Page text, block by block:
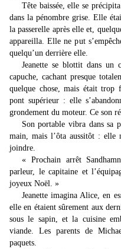
Tête baissée, elle se
dans la pénombre grise. Elle
la passerelle après elle et,
appareilla. Elle ne put
quelqu’un derrière elle.
Jeanette se blottit dans
capuche, cachant presque
quelque chose, mais était trop
pont supérieur : elle
grondement du moteur. Ce son
Son portable vibra dans sa
main, mais l’ôta aussitôt : elle
joindre.
« Prochain arrêt
parleur, le capitaine et
joyeux Noël. »
Jeanette imagina Alice, en
elle en étaient sûrement aux
sous le sapin, et la cuisine
viande. Les parents de
paquets.